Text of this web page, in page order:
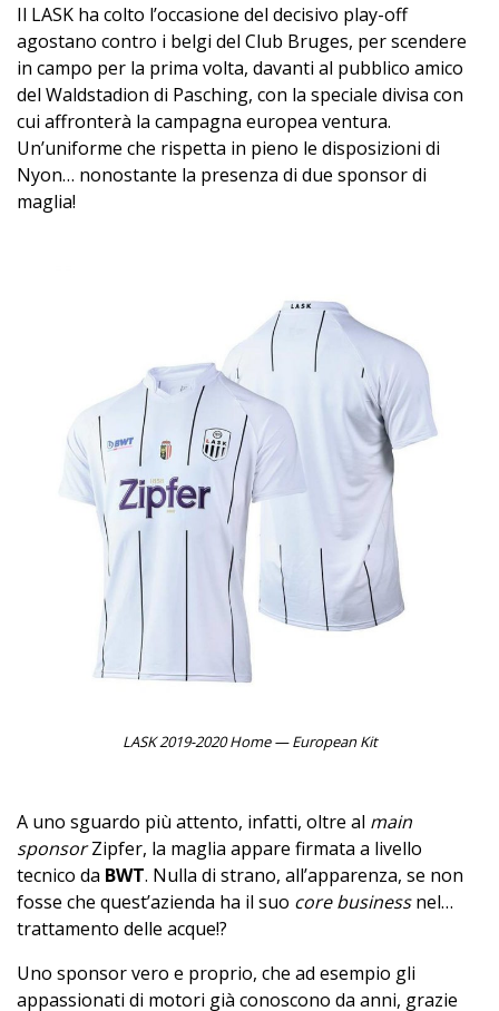
Il LASK ha colto l’occasione del decisivo play-off
agostano contro i belgi del Club Bruges, per scendere
in campo per la prima volta, davanti al pubblico amico
del Waldstadion di Pasching, con la speciale divisa con
cui affronterà la campagna europea ventura.
Un’uniforme che rispetta in pieno le disposizioni di
Nyon… nonostante la presenza di due sponsor di
maglia!
LASK 2019-2020 Home — European Kit
A uno sguardo più attento, infatti, oltre al main
sponsorZipfer, la maglia appare firmata a livello
tecnico da BWT. Nulla di strano, all’apparenza, se non
fosse che quest’azienda ha il suo core businessnel…
trattamento delle acque!?
Uno sponsor vero e proprio, che ad esempio gli
appassionati di motori già conoscono da anni, grazie